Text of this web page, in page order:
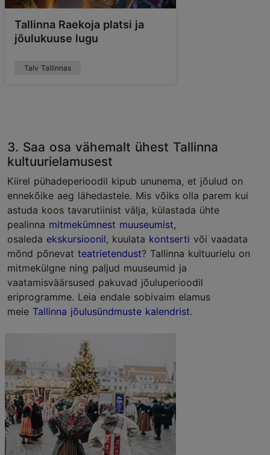
Tallinna Raekoja platsi ja
jõulukuuse lugu
Talv Tallinnas
3. Saa osa vähemalt ühest Tallinna
kultuurielamusest
Kiirel pühadeperioodil kipub ununema, et jõulud on
ennekõike aeg lähedastele. Mis võiks olla parem kui
astuda koos tavarutiinist välja, külastada ühte
pealinna mitmekümnest muuseumist,
osaleda ekskursioonil, kuulata kontserti või vaadata
mõnd põnevat teatrietendust? Tallinna kultuurielu on
mitmekülgne ning paljud muuseumid ja
vaatamisväärsused pakuvad jõuluperioodil
eriprogramme. Leia endale sobivaim elamus
meie Tallinna jõulusündmuste kalendrist.